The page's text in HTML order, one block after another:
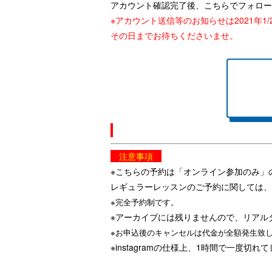
アカウント確認完了後、こちらでフォロ
※アカウント送信等のお知らせは2021年
その日までお待ちくださいませ。
注意事項
※こちらの予約は「オンライン参加のみ
レギュラーレッスンのご予約に関しては
※完全予約制です。
※アーカイブには残りませんので、リア
※お申込後のキャンセルは代金が全額発生致
※instagramの仕様上、1時間で一度切れ